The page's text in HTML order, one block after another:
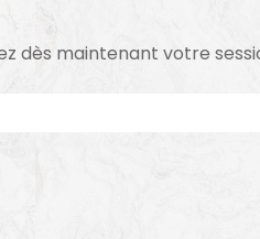
dès maintenant votre